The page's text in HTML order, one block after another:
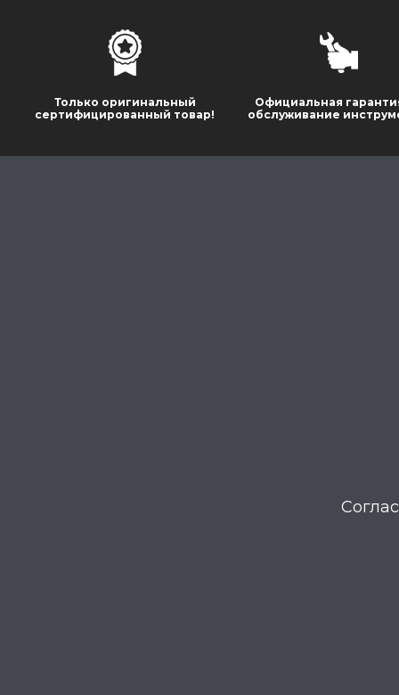
Только оригинальный
сертифицированный товар!
Официальная
обслуживание